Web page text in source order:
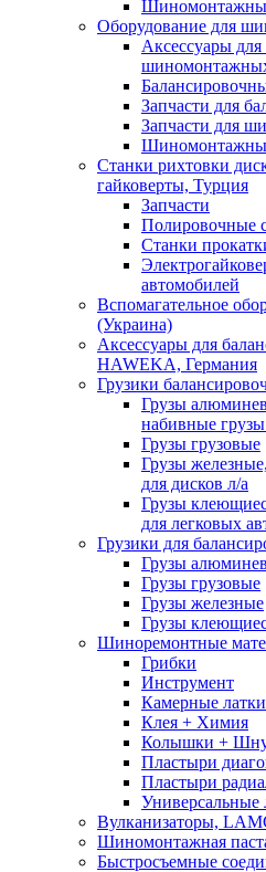
Оборудование для
Аксессуары
Запчасти для
Запчасти для
Станки рихтовки
гайковерты, Турция
Запчасти
Полировочные
Станки
автомобилей
Вспомагательное
(Украина)
Аксессуары для
HAWEKA, Германия
Грузики
Грузы
набивные грузы
Грузы грузовые
Грузы
для дисков л/а
Грузы
для легковых
Грузики для
Грузы
Грузы грузовые
Грузы железные
Грузы
Шиноремонтные
Грибки
Инструмент
Камерные латки
Клея + Химия
Колышки +
Пластыри
Пластыри
Универсальные
Вулканизаторы,
Шиномонтажная
Быстросъемные